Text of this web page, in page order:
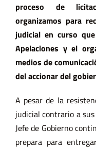
proceso de
organizamos para
judicial en curso
Apelaciones y el
medios de
del accionar del
A pesar de la
judicial contrario a
Jefe de Gobierno
prepara para